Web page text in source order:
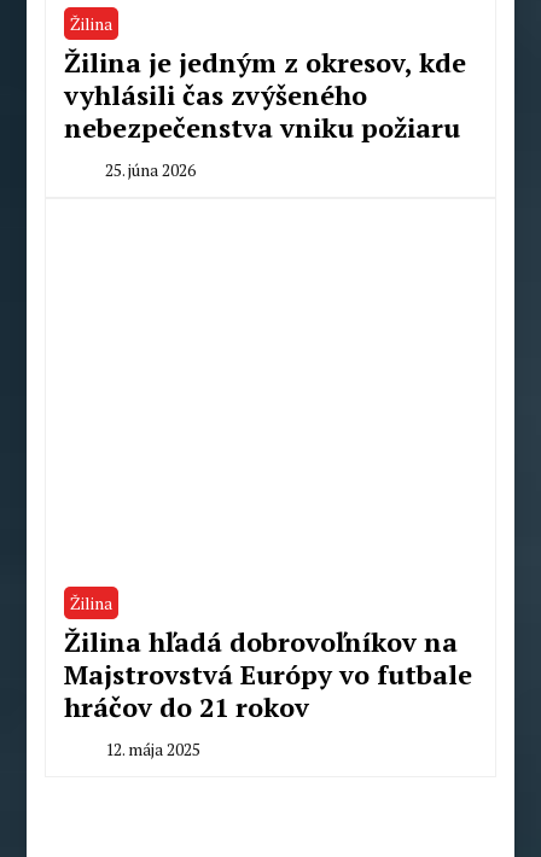
Žilina
Žilina je jedným z okresov, kde
vyhlásili čas zvýšeného
nebezpečenstva vniku požiaru
25. júna 2026
Žilina
Žilina hľadá dobrovoľníkov na
Majstrovstvá Európy vo futbale
hráčov do 21 rokov
12. mája 2025